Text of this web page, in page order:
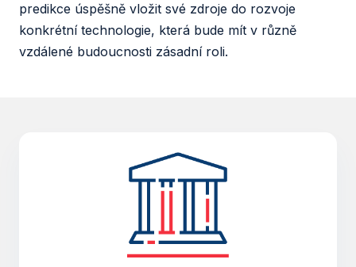
predikce úspěšně vložit své zdroje do rozvoje
konkrétní technologie, která bude mít v různě
vzdálené budoucnosti zásadní roli.